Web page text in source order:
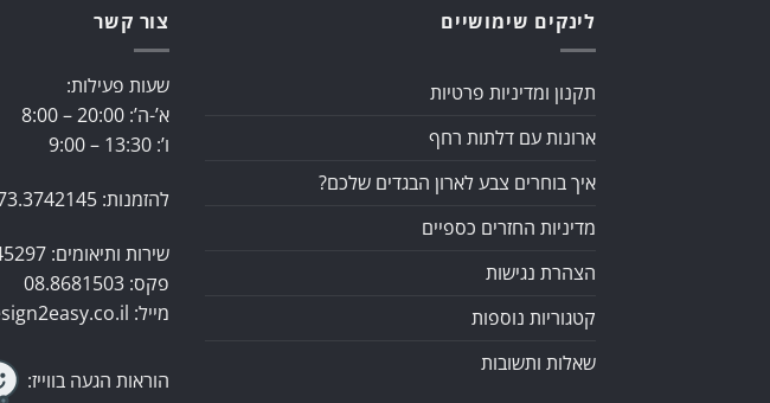
לינקים שימושיים
תקנון ומדיניות פרטיות
ארונות עם דלתות רחף
איך בוחרים צבע לארון הבגדים שלכם?
מדיניות החזרים כספיים
הצהרת נגישות
קטגוריות נוספות
שאלות ותשובות
צור קשר
שעות פעילות:
א’-ה’: 20:00 – 8:00
ו’: 13:30 – 9:00
להזמנות:
שירות ותיאומים:
פקס: 08.8681503
מייל:
הוראות הגעה בווייז: